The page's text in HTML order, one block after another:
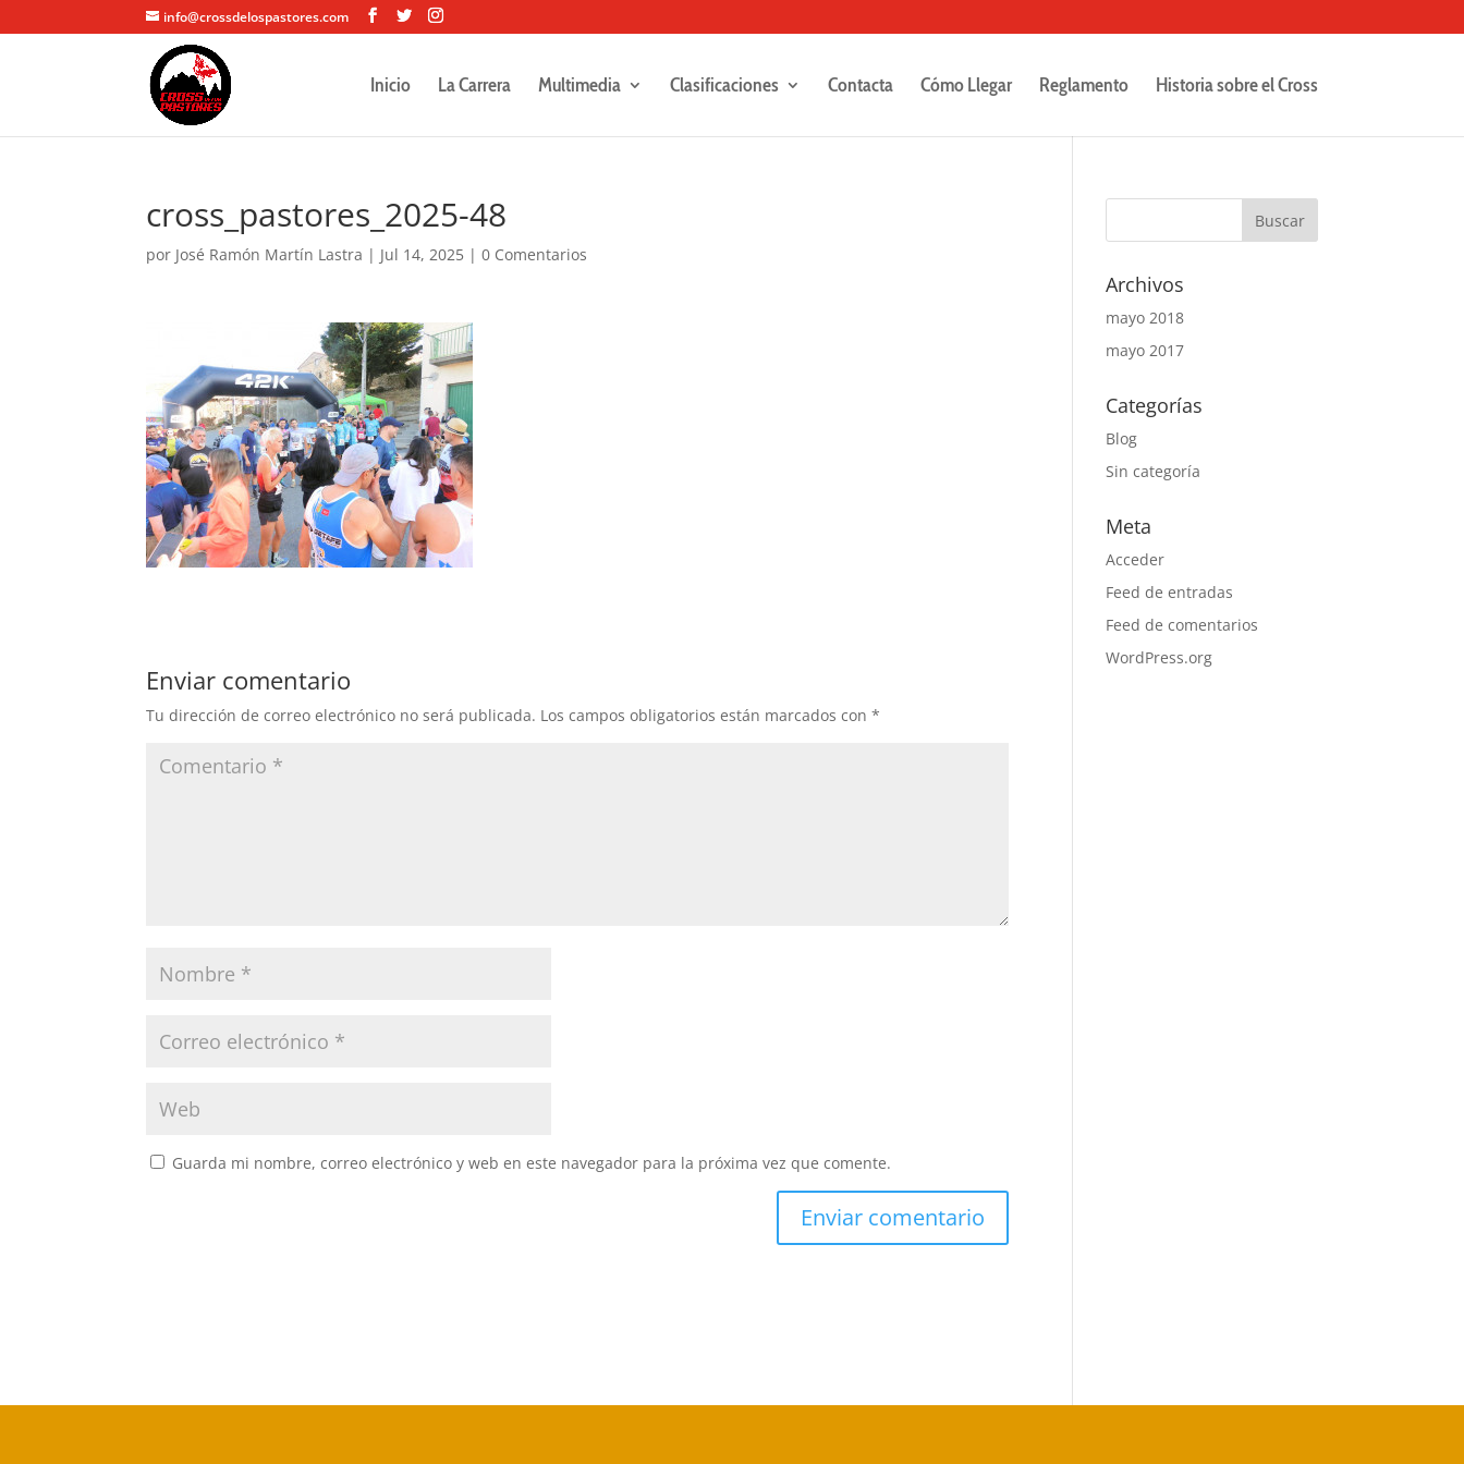
info@crossdelospastores.com
Inicio La Carrera Multimedia Clasificaciones Contacta Cómo Llegar Reglamento Historia sobre el Cross
cross_pastores_2025-48
por José Ramón Martín Lastra | Jul 14, 2025 |0 Comentarios
Enviar comentario
Tu dirección de correo electrónico no será publicada. Los campos obligatorios están marcados con*
Guarda mi nombre, correo electrónico y web en este navegador para la próxima vez que comente.
Archivos
mayo 2018
mayo 2017
Categorías
Blog
Sin categoría
Meta
Acceder
Feed de entradas
Feed de comentarios
WordPress.org